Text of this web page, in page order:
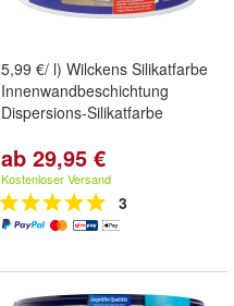
5,99 €/ l) Wilckens Silikatfarbe
Innenwandbeschichtung
Dispersions-Silikatfarbe
ab 29,95 €
Kostenloser Versand
3